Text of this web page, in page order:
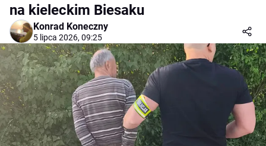
na kieleckim Biesaku
Konrad Koneczny
5 lipca 2026, 09:25